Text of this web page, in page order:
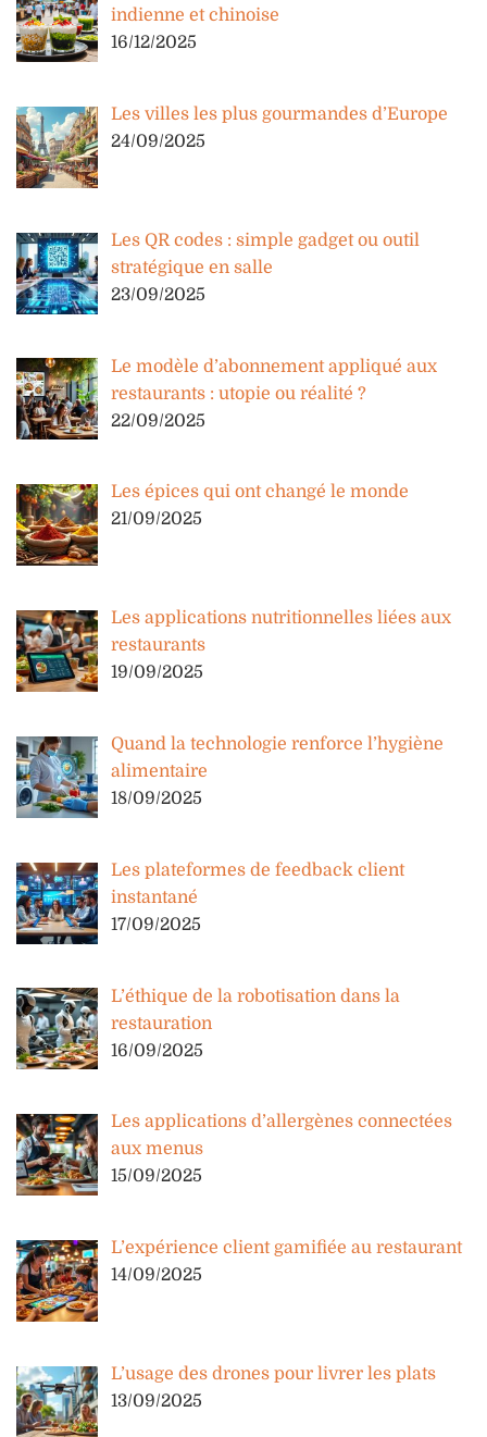
indienne et chinoise
16/12/2025
Les villes les plus gourmandes d’Europe
24/09/2025
Les QR codes : simple gadget ou outil
stratégique en salle
23/09/2025
Le modèle d’abonnement appliqué aux
restaurants : utopie ou réalité ?
22/09/2025
Les épices qui ont changé le monde
21/09/2025
Les applications nutritionnelles liées aux
restaurants
19/09/2025
Quand la technologie renforce l’hygiène
alimentaire
18/09/2025
Les plateformes de feedback client
instantané
17/09/2025
L’éthique de la robotisation dans la
restauration
16/09/2025
Les applications d’allergènes connectées
aux menus
15/09/2025
L’expérience client gamifiée au restaurant
14/09/2025
L’usage des drones pour livrer les plats
13/09/2025